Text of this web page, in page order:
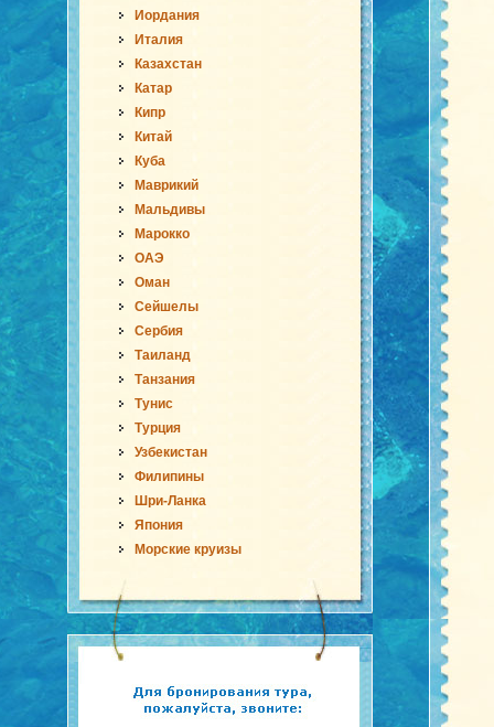
Иордания
Италия
Казахстан
Катар
Кипр
Китай
Куба
Маврикий
Мальдивы
Марокко
ОАЭ
Оман
Сейшелы
Сербия
Таиланд
Танзания
Тунис
Турция
Узбекистан
Филипины
Шри-Ланка
Япония
Морские круизы